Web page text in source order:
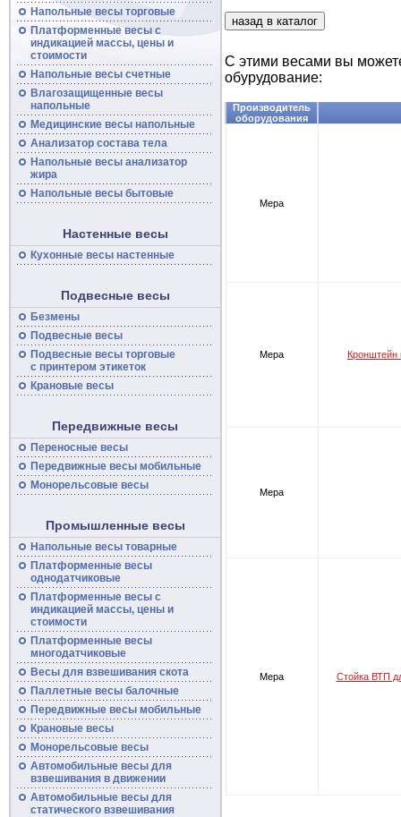
Напольные весыторговые
Платформенныевесыс
индикацией массы, цены и
стоимости
Напольные весысчетные
Влагозащищенные весы
напольные
Медицинские весынапольные
Анализатор состава тела
Напольные весыанализатор
жира
Напольные весы бытовые
Настенные весы
Кухонные весы настенные
Подвесные весы
Безмены
Подвесные весы
Подвесные весыторговые
с принтером этикеток
Крановые весы
Передвижные весы
Переносные весы
Передвижные весымобильные
Монорельсовые весы
Промышленные весы
Напольные весытоварные
Платформенные весы
однодатчиковые
Платформенные весыс
индикацией массы, цены и
стоимости
Платформенные весы
многодатчиковые
Весы для взвешивания скота
Паллетные весы балочные
Передвижные весымобильные
Крановые весы
Монорельсовые весы
Автомобильные весыдля
взвешивания в движении
Автомобильные весы для
статического взвешивания
С этими весами вы
обурудование:
Производитель
оборудования
Мера
Мера Кронштейн
Мера
Мера Стойка ВТП